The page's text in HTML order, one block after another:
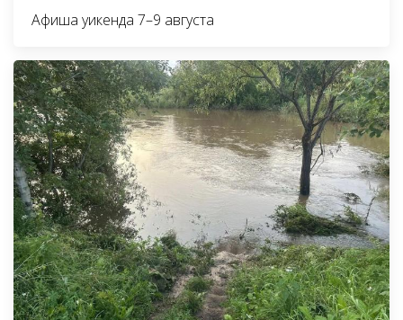
Афиша уикенда 7–9 августа